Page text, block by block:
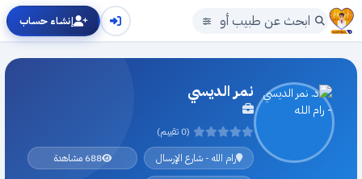
إنشاء حساب
نمر الديسي
(0 تقييم)
رام الله - شارع الإرسال
688 مشاهدة